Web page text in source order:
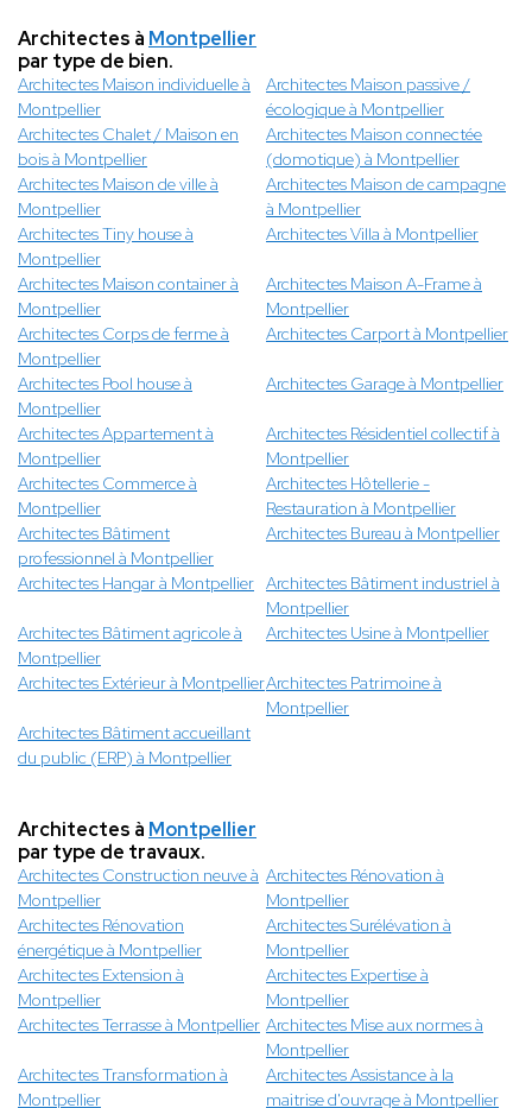
Architectes à Montpellier
par type de bien.
Architectes Maison individuelle à
Montpellier
Architectes Maison passive /
écologique à Montpellier
Architectes Chalet / Maison en
bois à Montpellier
Architectes Maison connectée
(domotique) à Montpellier
Architectes Maison de ville à
Montpellier
Architectes Maison de campagne
à Montpellier
Architectes Tiny house à
Montpellier
Architectes Villa à Montpellier
Architectes Maison container à
Montpellier
Architectes Maison A-Frame à
Montpellier
Architectes Corps de ferme à
Montpellier
Architectes Carport à Montpellier
Architectes Pool house à
Montpellier
Architectes Garage à Montpellier
Architectes Appartement à
Montpellier
Architectes Résidentiel collectif à
Montpellier
Architectes Commerce à
Montpellier
Architectes Hôtellerie -
Restauration à Montpellier
Architectes Bâtiment
professionnel à Montpellier
Architectes Bureau à Montpellier
Architectes Hangar à Montpellier Architectes Bâtiment industriel à
Montpellier
Architectes Bâtiment agricole à
Montpellier
Architectes Usine à Montpellier
Architectes Extérieur à MontpellierArchitectes Patrimoine à
Montpellier
Architectes Bâtiment accueillant
du public (ERP) à Montpellier
Architectes à Montpellier
par type de travaux.
Architectes Construction neuve à
Montpellier
Architectes Rénovation à
Montpellier
Architectes Rénovation
énergétique à Montpellier
Architectes Surélévation à
Montpellier
Architectes Extension à
Montpellier
Architectes Expertise à
Montpellier
Architectes Terrasse à Montpellier Architectes Mise aux normes à
Montpellier
Architectes Transformation à
Montpellier
Architectes Assistance à la
maitrise d'ouvrage à Montpellier